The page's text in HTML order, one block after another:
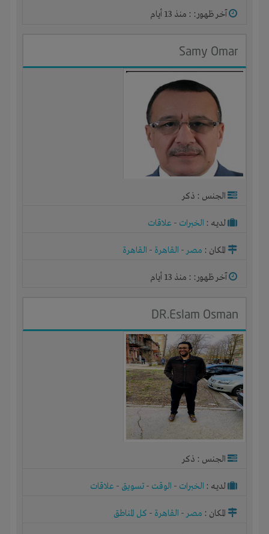
آخر ظهور: : منذ 13 أيام
Samy Omar
الجنس : ذكر
لديـه : الخبرات - علاقات
المكان : مصر- القاهرة - القاهرة
آخر ظهور: : منذ 13 أيام
DR.Eslam Osman
الجنس : ذكر
لديـه : الخبرات - الوقت - تسويق - علاقات
المكان : مصر- القاهرة - كل المناطق